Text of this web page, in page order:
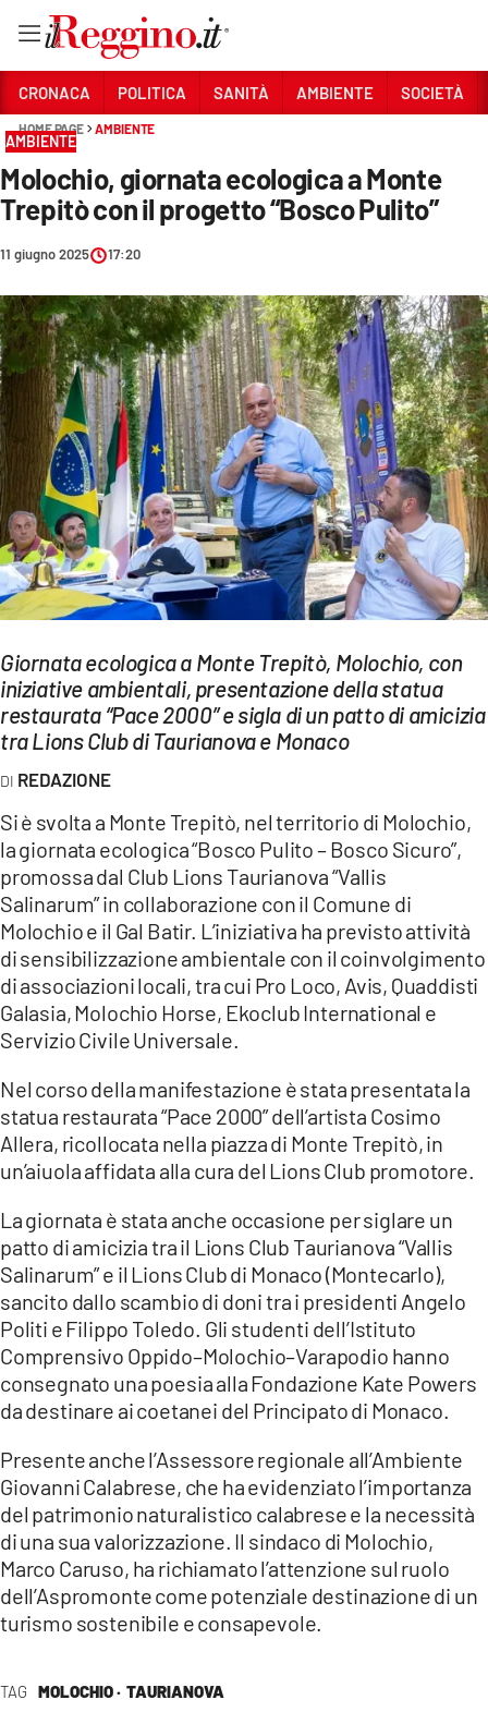
Sezioni
CRONACA
POLITICA
AMBIENTE
SOCIETÀ
CULTURA
ECONOMIA E LAVORO
EVENTI
SPORT
Streaming
LAC TV
LAC NETWORK
LAC ONAIR
LaC
Network
LACPLAY.IT
LACTV.IT
LACONAIR.IT
LACITYMAG.IT
COSENZACHANNEL.IT
ILVIBONESE.IT
LACAPITALENEWS.IT
App
ANDROID
APPLE
CRONACA POLITICA SANITÀ AMBIENTE SOCIETÀ
HOME PAGE AMBIENTE
AMBIENTE
Molochio, giornata ecologica a Monte
Trepitò con il progetto “Bosco Pulito”
11 giugno 2025 17:20
Giornata ecologica a Monte Trepitò, Molochio, con
iniziative ambientali, presentazione della statua
restaurata “Pace 2000” e sigla di un patto di amicizia
tra Lions Club di Taurianova e Monaco
REDAZIONE
TAG MOLOCHIO · TAURIANOVA
Si è svolta a Monte Trepitò, nel territorio di Molochio,
la giornata ecologica “Bosco Pulito – Bosco Sicuro”,
promossa dal Club Lions Taurianova “Vallis
Salinarum” in collaborazione con il Comune di
Molochio e il Gal Batir. L’iniziativa ha previsto attività
di sensibilizzazione ambientale con il coinvolgimento
di associazioni locali, tra cui Pro Loco, Avis, Quaddisti
Galasia, Molochio Horse, Ekoclub International e
Servizio Civile Universale.
Nel corso della manifestazione è stata presentata la
statua restaurata “Pace 2000” dell’artista Cosimo
Allera, ricollocata nella piazza di Monte Trepitò, in
un’aiuola affidata alla cura del Lions Club promotore.
La giornata è stata anche occasione per siglare un
patto di amicizia tra il Lions Club Taurianova “Vallis
Salinarum” e il Lions Club di Monaco (Montecarlo),
sancito dallo scambio di doni tra i presidenti Angelo
Politi e Filippo Toledo. Gli studenti dell’Istituto
Comprensivo Oppido–Molochio–Varapodio hanno
consegnato una poesia alla Fondazione Kate Powers
da destinare ai coetanei del Principato di Monaco.
Presente anche l’Assessore regionale all’Ambiente
Giovanni Calabrese, che ha evidenziato l’importanza
del patrimonio naturalistico calabrese e la necessità
di una sua valorizzazione. Il sindaco di Molochio,
Marco Caruso, ha richiamato l’attenzione sul ruolo
dell’Aspromonte come potenziale destinazione di un
turismo sostenibile e consapevole.